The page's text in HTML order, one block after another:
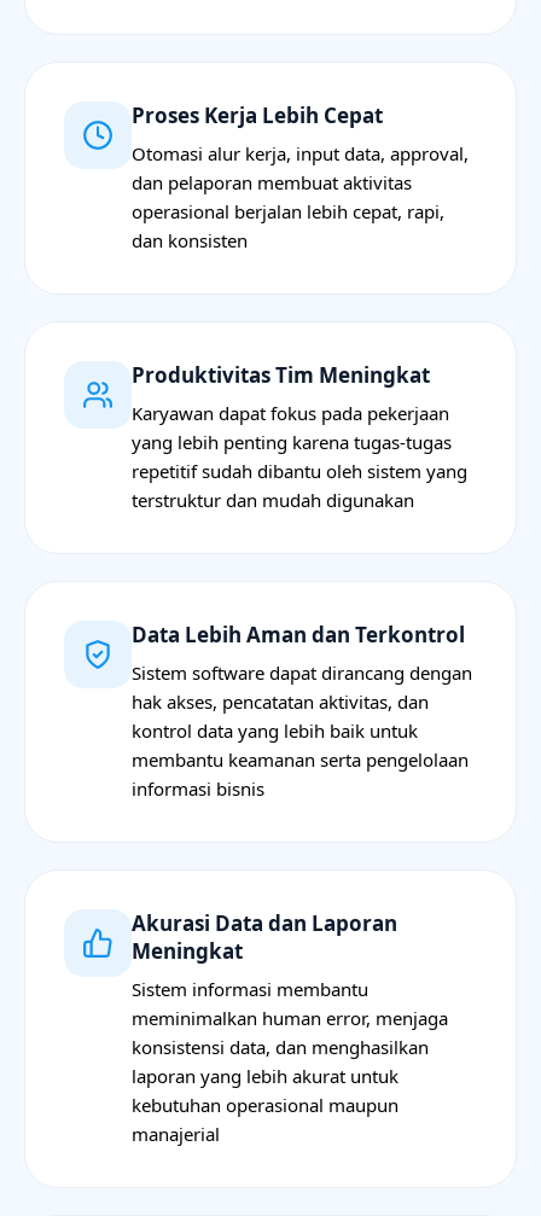
Proses Kerja Lebih Cepat
Otomasi alur kerja, input data, approval,
dan pelaporan membuat aktivitas
operasional berjalan lebih cepat, rapi,
dan konsisten
Produktivitas Tim Meningkat
Karyawan dapat fokus pada pekerjaan
yang lebih penting karena tugas-tugas
repetitif sudah dibantu oleh sistem yang
terstruktur dan mudah digunakan
Data Lebih Aman dan Terkontrol
Sistem software dapat dirancang dengan
hak akses, pencatatan aktivitas, dan
kontrol data yang lebih baik untuk
membantu keamanan serta pengelolaan
informasi bisnis
Akurasi Data dan Laporan
Meningkat
Sistem informasi membantu
meminimalkan human error, menjaga
konsistensi data, dan menghasilkan
laporan yang lebih akurat untuk
kebutuhan operasional maupun
manajerial